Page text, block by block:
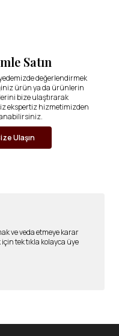
Satın
değerlendirmek
ürün ya da ürünlerin
bize ulaştırarak
ekspertiz hizmetimizden
Ulaşın
ve veda etmeye karar
tek tıkla kolayca üye